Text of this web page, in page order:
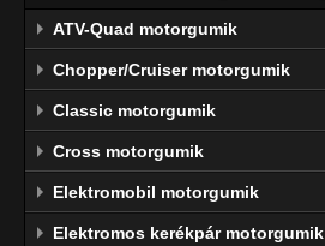
ATV-Quad motorgumik
Chopper/Cruiser motorgumik
Classic motorgumik
Cross motorgumik
Elektromobil motorgumik
Elektromos kerékpár motorgumik